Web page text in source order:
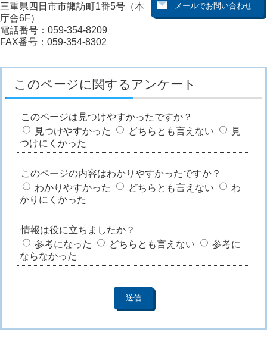
三重県四日市市諏訪町1番5号（本
庁舎6F）
電話番号：059-354-8209
FAX番号：059-354-8302
このページに関するアンケート
このページは見つけやすかったですか？
見つけやすかった
どちらとも言えない
見
つけにくかった
このページの内容はわかりやすかったですか？
わかりやすかった
どちらとも言えない
わ
かりにくかった
情報は役に立ちましたか？
参考になった
どちらとも言えない
参考に
ならなかった